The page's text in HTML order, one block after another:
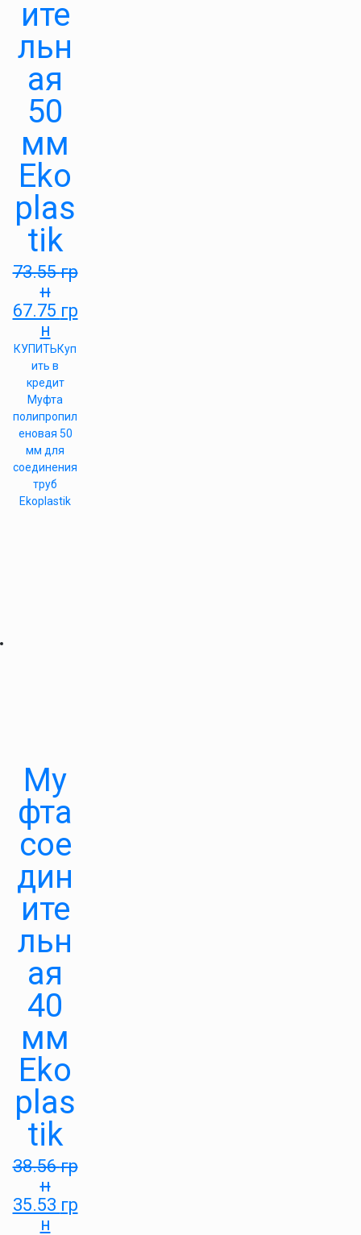
ите
льн
ая
50
мм
Eko
plas
tik
73.55гр
н
67.75 гр
н
КУПИТЬКуп
ить в
кредит
Муфта
полипропил
еновая 50
мм для
соединения
труб
Ekoplastik
Му
фта
сое
дин
ите
льн
ая
40
мм
Eko
plas
tik
38.56гр
н
35.53 гр
н